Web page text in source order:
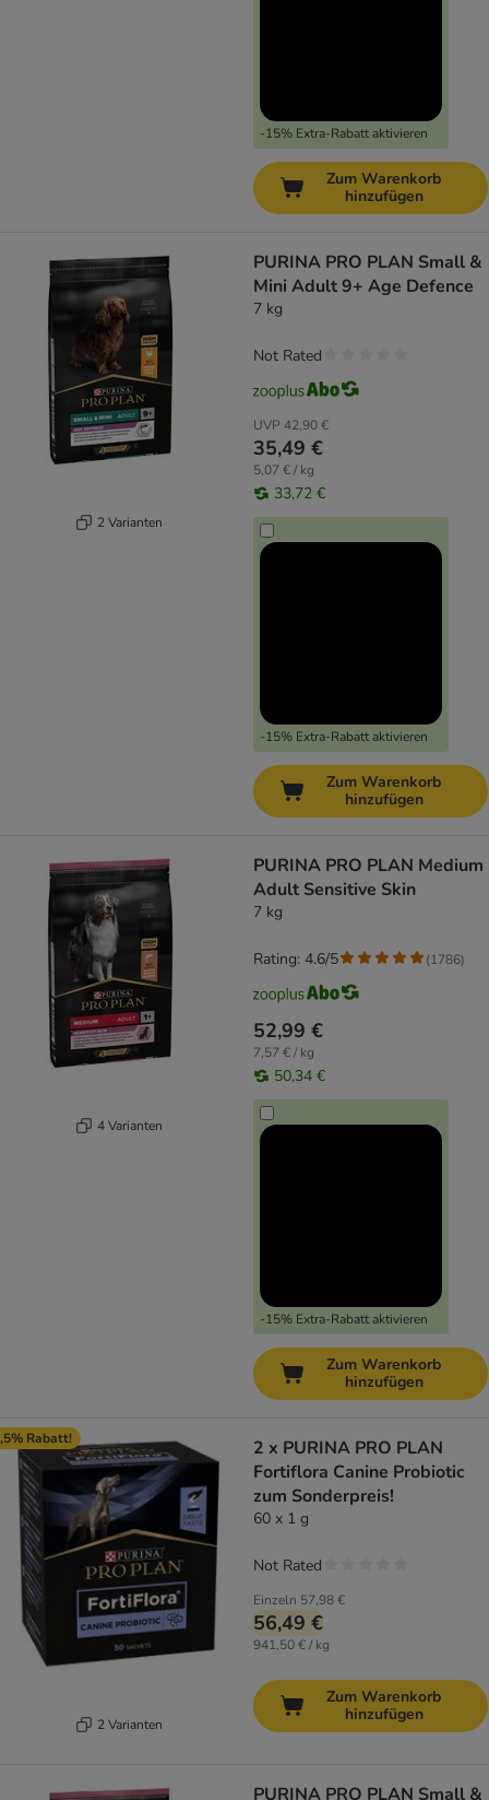
-15% Extra-Rabatt aktivieren
Zum Warenkorb
hinzufügen
2 Varianten
PURINA PRO PLAN Small &
Mini Adult 9+ Age Defence
7 kg
UVP 42,90 €
35,49 €
5,07 € / kg
33,72 €
-15% Extra-Rabatt aktivieren
Not Rated
Zum Warenkorb
hinzufügen
4 Varianten
PURINA PRO PLAN Medium
Adult Sensitive Skin
7 kg
52,99 €
7,57 € / kg
50,34 €
-15% Extra-Rabatt aktivieren
Rating: 4.6/5 (1786)
Zum Warenkorb
hinzufügen
Rabatt!
2 Varianten
2 x PURINA PRO PLAN
Fortiflora Canine Probiotic
zum Sonderpreis!
60 x 1 g
Einzeln 57,98 €
56,49 €
941,50 € / kg
Not Rated
Zum Warenkorb
hinzufügen
PURINA PRO PLAN Small &